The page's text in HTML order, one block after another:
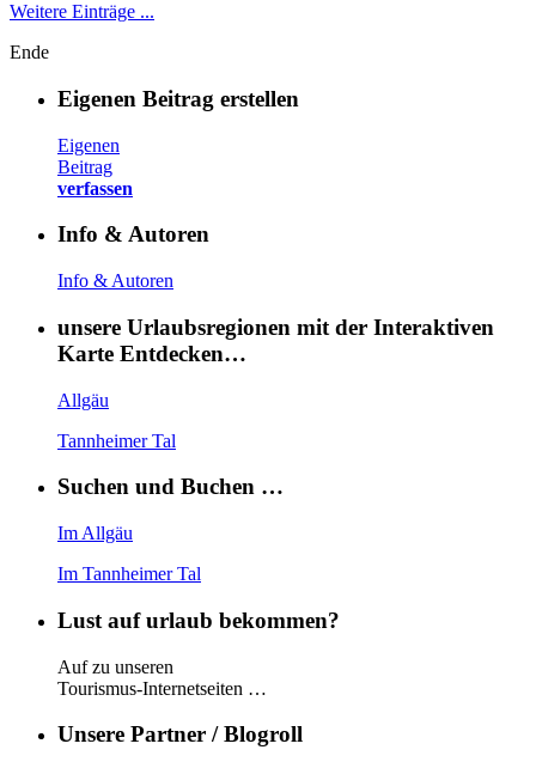
Weitere Einträge ...
Ende
Eigenen Beitrag erstellen
Eigenen
Beitrag
verfassen
Info & Autoren
Info & Autoren
unsere Urlaubsregionen mit der Interaktiven
Karte Entdecken…
Allgäu
Tannheimer Tal
Suchen und Buchen …
Im Allgäu
Im Tannheimer Tal
Lust auf urlaub bekommen?
Auf zu unseren
Tourismus-Internetseiten …
Unsere Partner / Blogroll